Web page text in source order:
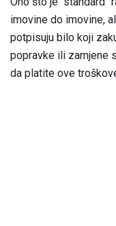
imovine do imovine,
potpisuju bilo koji
popravke ili zamjene
da platite ove